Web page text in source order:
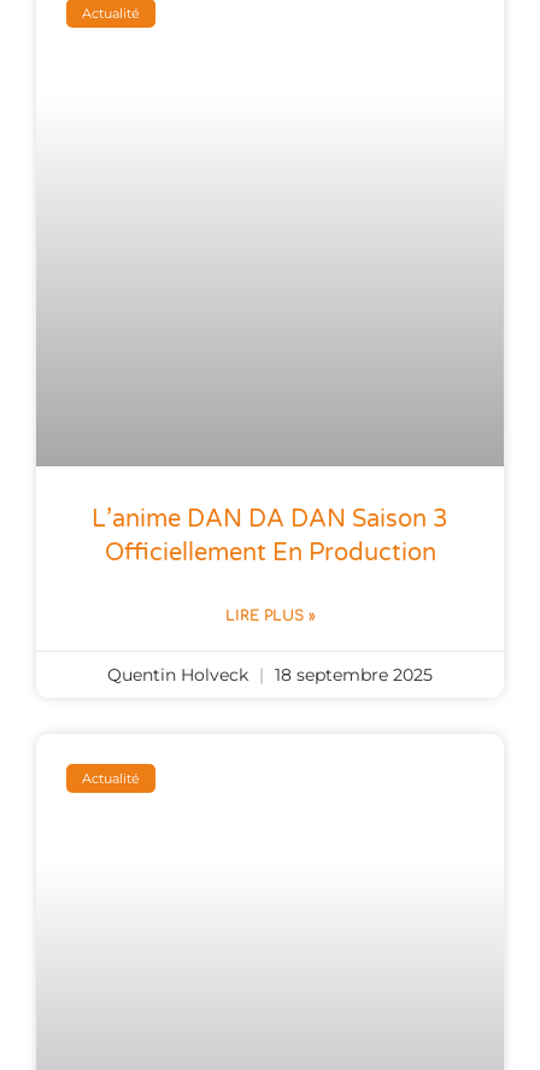
Actualité
L’anime DAN DA DAN Saison 3
Officiellement En Production
LIRE PLUS »
Quentin Holveck 18 septembre 2025
Actualité